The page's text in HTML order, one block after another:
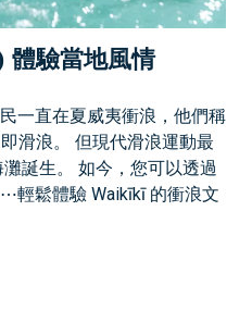
體驗當地風情
一直在夏威夷衝浪，他們稱
滑浪。 但現代滑浪運動最
誕生。 如今，您可以透過
輕鬆體驗 Waikīkī 的衝浪文